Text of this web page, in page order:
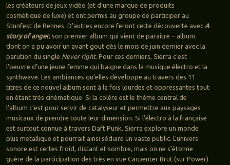
les créateurs de jeux vidéo (et d’une marque de produits
cosmétique de luxe) et ont permis au groupe de participer au
Stunfest de Rennes. D’autres encore feront cette découverte avec A
story of anger, son premier album qui vient de paraitre – album
dont on a pu avoir un avant gout dès le mois de juin dernier avec la
parution du single Never right. Pour ces derniers, Sierra c’est
l’oeuvre d’une jeune femme qui baigne dans la musique électro et la
synthwave. Les ambiances qu’elles développe au travers des 11
titres de ce nouvel album sont à la fois lourdes et oppressantes tout
en étant très cinématique. Si la colère est le thème central de
l’album c’est pour servir de catalyseur et permettre aux paysages
musicaux de prendre toute leur dimension. Si l’électro à la française
est surtout connue à travers Daft Punk, Sierra explore un monde
plus metallique et pourrait ainsi séduire un vaste public. L’univers
sonore est certes froid, distant et sombre, mais on ne s’étonne
guère de la participation des très en vue Carpenter Brut (sur Power)